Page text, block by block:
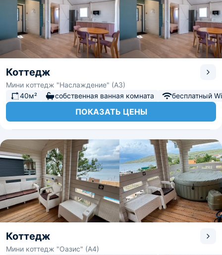
Коттедж
Мини коттедж "Наслаждение" (А3)
40м²
собственная ванная комната бесплатный
ПОКАЗАТЬ ЦЕНЫ
Коттедж
Мини коттедж "Оазис" (А4)